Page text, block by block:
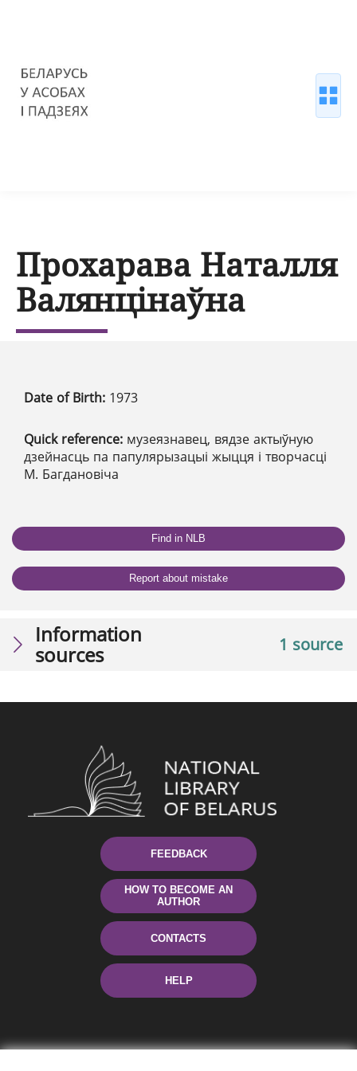
Прохарава Наталля
Валянцінаўна
Date of Birth: 1973
Quick reference: музеязнавец, вядзе актыўную
дзейнасць па папулярызацыі жыцця і творчасці
М. Багдановіча
Find in NLB
Report about mistake
1 source
Information
sources
FEEDBACK
HOW TO BECOME AN
AUTHOR
CONTACTS
HELP